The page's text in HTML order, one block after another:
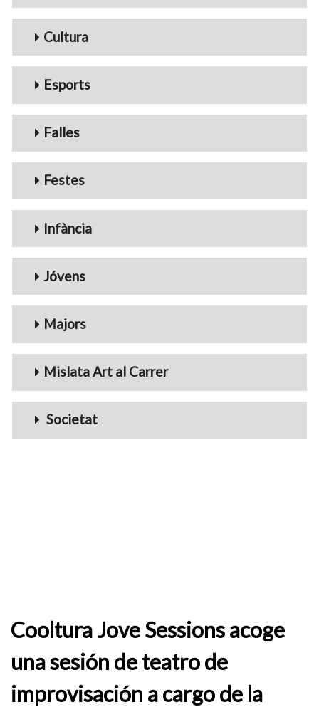
Cultura
Esports
Falles
Festes
Infància
Jóvens
Majors
Mislata Art al Carrer
Societat
Cooltura Jove Sessions acoge
una sesión de teatro de
improvisación a cargo de la